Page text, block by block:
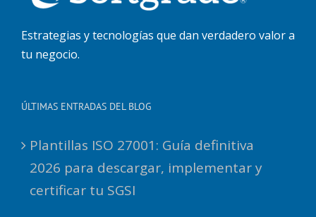
Estrategias y tecnologías que dan verdadero valor a
tu negocio.
ÚLTIMAS ENTRADAS DEL BLOG
Plantillas ISO 27001: Guía definitiva
2026 para descargar, implementar y
certificar tu SGSI